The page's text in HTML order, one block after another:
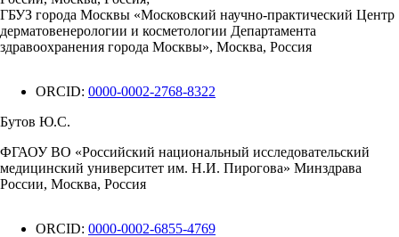
ГБУЗ города Москвы «Московский научно-практический Центр
дерматовенерологии и косметологии Департамента
здравоохранения города Москвы», Москва, Россия
ORCID: 0000-0002-2768-8322
Бутов Ю.С.
ФГАОУ ВО «Российский национальный исследовательский
медицинский университет им. Н.И. Пирогова» Минздрава
России, Москва, Россия
ORCID: 0000-0002-6855-4769